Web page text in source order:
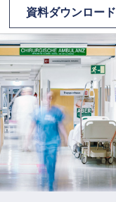
資料ダウンロード